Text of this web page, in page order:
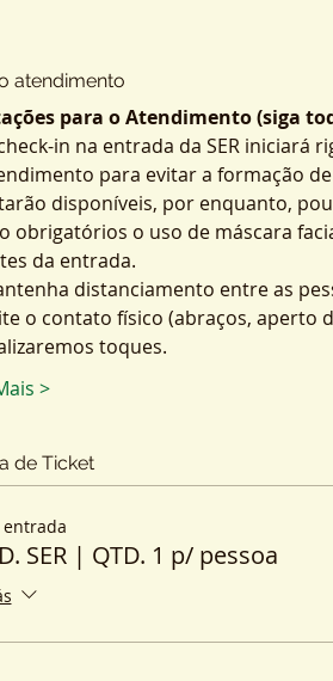
atendimento
para o Atendimento (siga
in na entrada da SER
para evitar a formação
disponíveis, por enquanto,
obrigatórios o uso de máscara
da entrada.
distanciamento entre as
o contato físico (abraços, aperto
toques.
>
de Ticket
SER | QTD. 1 p/ pessoa